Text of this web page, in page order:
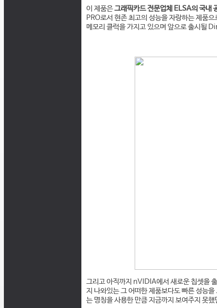
이 제품은그래픽카드 전문업체 ELSA의 국내
PRO로서 현존 최고의 성능을 자랑하는 제
메모리 클럭을 가지고 있으며 앞으로 출시될
그리고 아직까지 nVIDIA에서 새로운 칩셋을
지 나와있는 그 어떠한 제품보다도 빠른 성능
는 명칭을 사용한 만큼 지금까지 보여주지 못